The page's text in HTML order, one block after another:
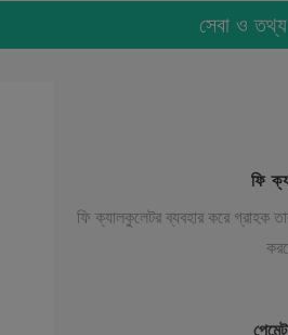
সেবা ও তথ্য
ফি
ফি ক্যালকুলেটর ব্যবহার করে গ্রাহক